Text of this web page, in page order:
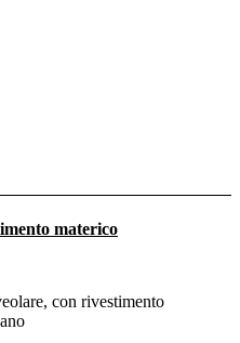
materico
con rivestimento